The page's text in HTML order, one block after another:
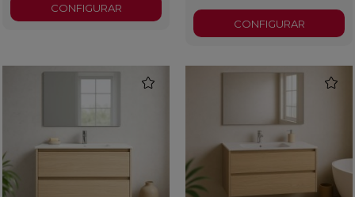
CONFIGURAR
CONFIGURAR